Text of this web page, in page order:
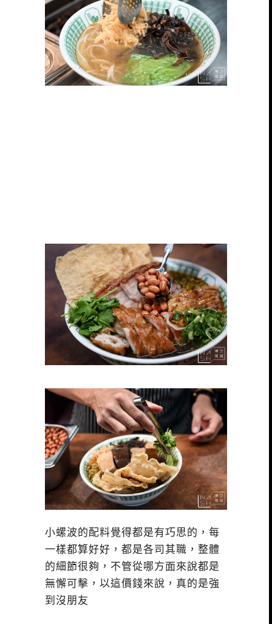
小螺波的配料覺得都是有巧思的，每
一樣都算好好，都是各司其職，整體
的細節很夠，不管從哪方面來說都是
無懈可擊，以這價錢來說，真的是強
到沒朋友